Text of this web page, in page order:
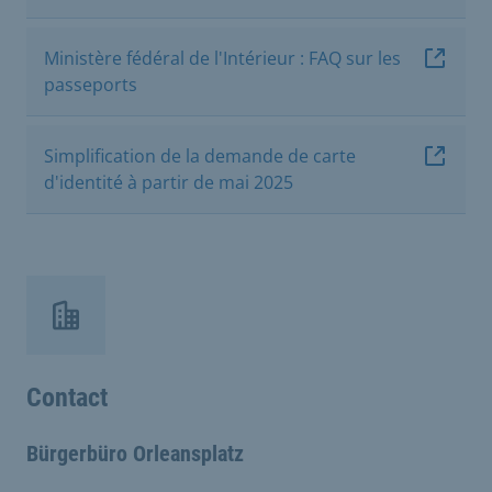
Ministère fédéral de l'Intérieur : FAQ sur les
passeports
Simplification de la demande de carte
d'identité à partir de mai 2025
Contact
Bürgerbüro Orleansplatz